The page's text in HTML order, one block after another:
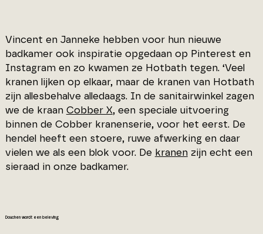
Vincent en Janneke hebben voor hun nieuwe
badkamer ook inspiratie opgedaan op Pinterest en
Instagram en zo kwamen ze Hotbath tegen. ‘Veel
kranen lijken op elkaar, maar de kranen van Hotbath
zijn allesbehalve alledaags. In de sanitairwinkel zagen
we de kraan Cobber X, een speciale uitvoering
binnen de Cobber kranenserie, voor het eerst. De
hendel heeft een stoere, ruwe afwerking en daar
vielen we als een blok voor. De kranen zijn echt een
sieraad in onze badkamer.
Douchen wordt een beleving